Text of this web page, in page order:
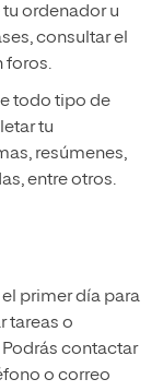
ordenador u
consultar el
foros.
todo tipo de
tu
resúmenes,
entre otros.
primer día para
tareas o
contactar
o correo